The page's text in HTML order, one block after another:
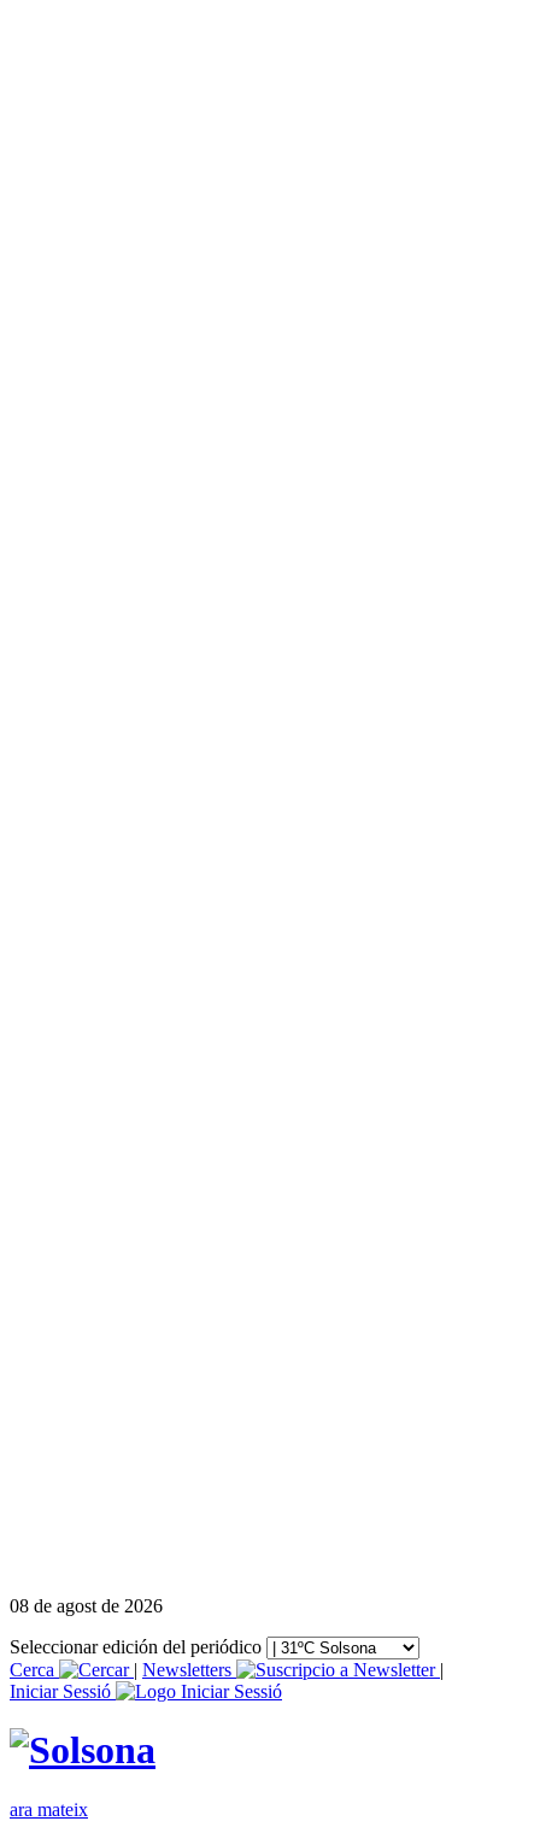
08 de agost de 2026
Seleccionar edición del periódico
Cerca
| Newsletters
|
Iniciar Sessió
ara mateix